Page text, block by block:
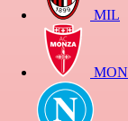
MIL
MON